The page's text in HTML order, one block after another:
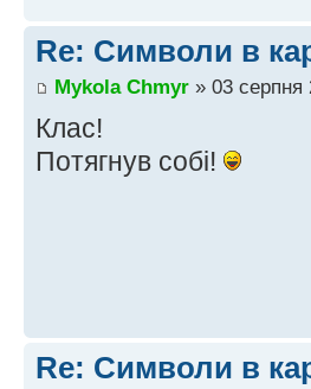
Re: Символи в
Mykola Chmyr » 03 серпня
Клас!
Потягнув собі!
Re: Символи в